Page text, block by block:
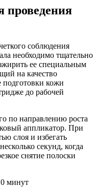
проведения
соблюдения
необходимо тщательно
ее специальным
на качество
подготовки кожи
до рабочей
по направлению роста
аппликатор. При
слоя и избегать
секунд, когда
снятие полоски
минут